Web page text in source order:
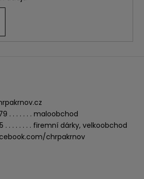
. . . . . . . maloobchod
. . . . . . . . firemní dárky, velkoobchod
chrpakrnov